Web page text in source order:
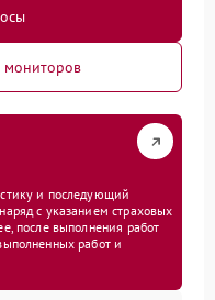
мониторов
и последующий
с указанием страховых
после выполнения работ
работ и